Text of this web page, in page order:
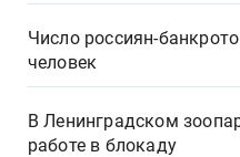
Число россиян-
человек
В Ленинградском
работе в блокаду